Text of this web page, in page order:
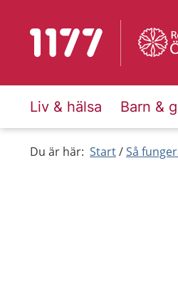
Till startsidan för 1177
Liv & hälsa Barn &
Du är här: Start Så